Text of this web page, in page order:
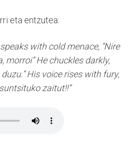
eta entzutea:
with cold menace, “Nire
morroi” He chuckles darkly,
His voice rises with fury,
zaitut!!”